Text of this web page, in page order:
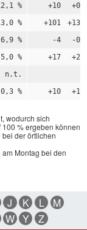
% +10
% +101
6,9 % -4 -
5,0 % +17
n.t.
0,3 % +10
wodurch sich
% ergeben können.
der örtlichen
Montag bei den
J K L
M
W Y Z